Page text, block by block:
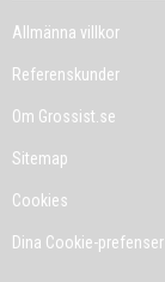
Allmänna villkor
Referenskunder
Om Grossist.se
Sitemap
Cookies
Dina Cookie-prefenser